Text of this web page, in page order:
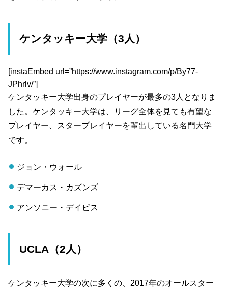
ケンタッキー大学（3人）
[instaEmbed url=”https://www.instagram.com/p/By77-
JPhrlv/”]
ケンタッキー大学出身のプレイヤーが最多の3人となりま
した。ケンタッキー大学は、リーグ全体を見ても有望な
プレイヤー、スタープレイヤーを輩出している名門大学
です。
ジョン・ウォール
デマーカス・カズンズ
アンソニー・デイビス
UCLA（2人）
ケンタッキー大学の次に多くの、2017年のオールスター